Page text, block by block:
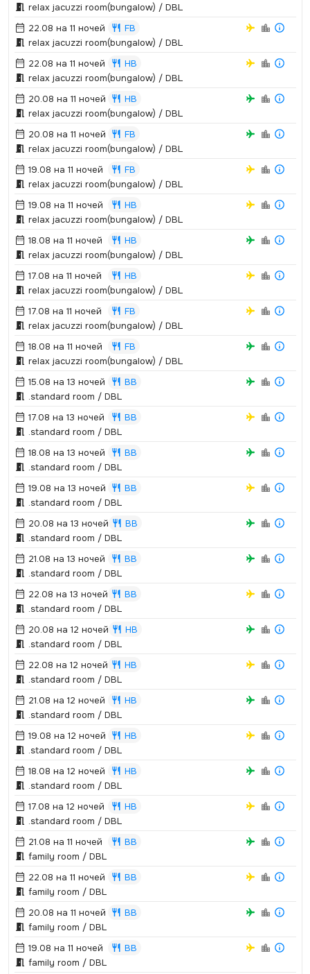
relax jacuzzi room(bungalow) / DBL
22.08 на 11 ночей
FB
relax jacuzzi room(bungalow) / DBL
22.08 на 11 ночей
HB
relax jacuzzi room(bungalow) / DBL
20.08 на 11 ночей
HB
relax jacuzzi room(bungalow) / DBL
20.08 на 11 ночей
FB
relax jacuzzi room(bungalow) / DBL
19.08 на 11 ночей
FB
relax jacuzzi room(bungalow) / DBL
19.08 на 11 ночей
HB
relax jacuzzi room(bungalow) / DBL
18.08 на 11 ночей
HB
relax jacuzzi room(bungalow) / DBL
17.08 на 11 ночей
HB
relax jacuzzi room(bungalow) / DBL
17.08 на 11 ночей
FB
relax jacuzzi room(bungalow) / DBL
18.08 на 11 ночей
FB
relax jacuzzi room(bungalow) / DBL
15.08 на 13 ночей
BB
.­standard room / DBL
17.08 на 13 ночей
BB
.­standard room / DBL
18.08 на 13 ночей
BB
.­standard room / DBL
19.08 на 13 ночей
BB
.­standard room / DBL
20.08 на 13 ночей
BB
.­standard room / DBL
21.08 на 13 ночей
BB
.­standard room / DBL
22.08 на 13 ночей
BB
.­standard room / DBL
20.08 на 12 ночей
HB
.­standard room / DBL
22.08 на 12 ночей
HB
.­standard room / DBL
21.08 на 12 ночей
HB
.­standard room / DBL
19.08 на 12 ночей
HB
.­standard room / DBL
18.08 на 12 ночей
HB
.­standard room / DBL
17.08 на 12 ночей
HB
.­standard room / DBL
21.08 на 11 ночей
BB
family room / DBL
22.08 на 11 ночей
BB
family room / DBL
20.08 на 11 ночей
BB
family room / DBL
19.08 на 11 ночей
BB
family room / DBL